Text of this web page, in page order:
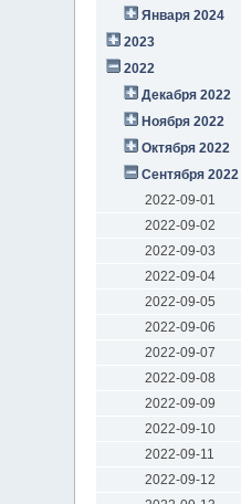
Января 2024
2023
2022
Декабря 2022
Ноября 2022
Октября 2022
Сентября 2022
2022-09-01
2022-09-02
2022-09-03
2022-09-04
2022-09-05
2022-09-06
2022-09-07
2022-09-08
2022-09-09
2022-09-10
2022-09-11
2022-09-12